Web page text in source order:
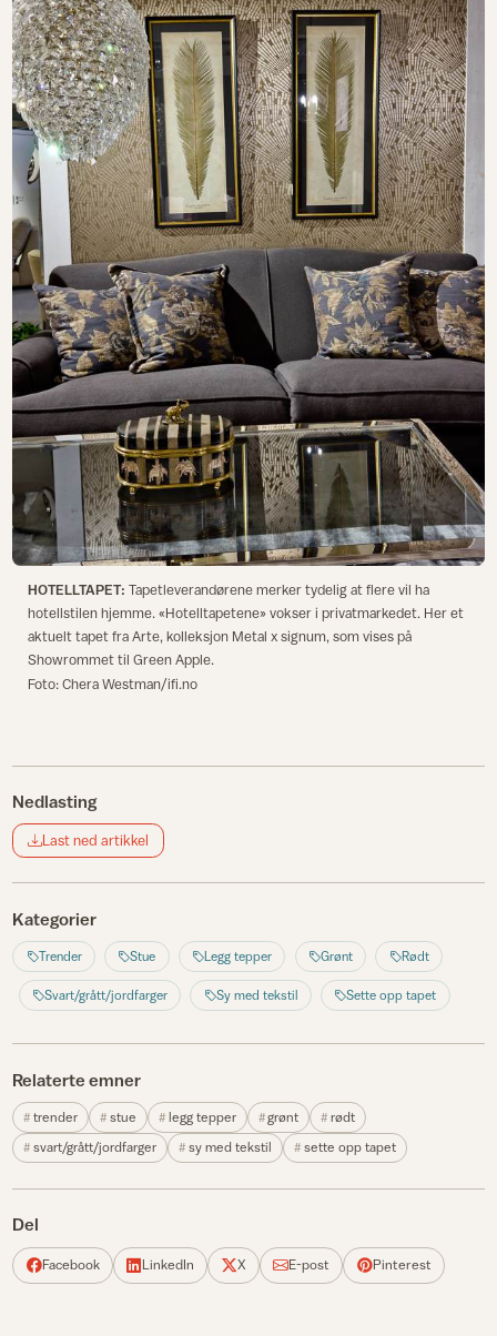
HOTELLTAPET: Tapetleverandørene merker tydelig at flere vil ha
hotellstilen hjemme. «Hotelltapetene» vokser i privatmarkedet. Her et
aktuelt tapet fra Arte, kolleksjon Metal x signum, som vises på
Showrommet til Green Apple.
Foto: Chera Westman/ifi.no
Nedlasting
Last ned artikkel
Kategorier
Trender Stue Legg tepper Grønt Rødt
Svart/grått/jordfarger Sy med tekstil Sette opp tapet
Relaterte emner
trender stue legg tepper grønt
rødt
svart/grått/jordfarger
sy med tekstil sette opp tapet
Del
Facebook LinkedIn X E-post Pinterest